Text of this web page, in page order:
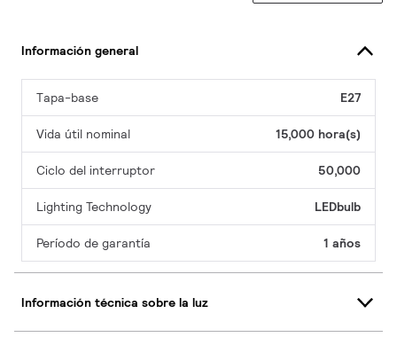
Información general
Tapa-base E27
Vida útil nominal 15,000 hora(s)
Ciclo del interruptor 50,000
Lighting Technology LEDbulb
Período de garantía 1 años
Información técnica sobre la luz